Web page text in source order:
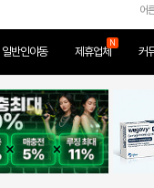
어
일반인야동 제휴업체
N
커